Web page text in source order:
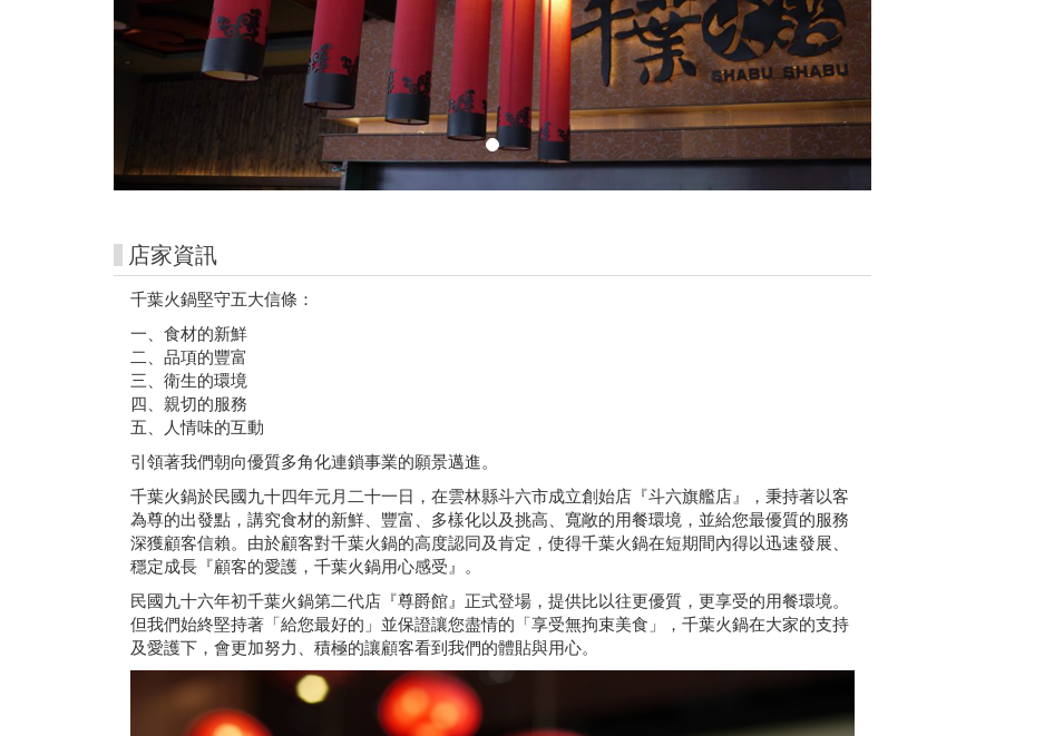
店家資訊
千葉火鍋堅守五大信條：
一、食材的新鮮
二、品項的豐富
三、衛生的環境
四、親切的服務
五、人情味的互動
引領著我們朝向優質多角化連鎖事業的願景邁進。
千葉火鍋於民國九十四年元月二十一日，在雲林縣斗六市成立創始店『斗六旗艦店』，秉持著以客
為尊的出發點，講究食材的新鮮、豐富、多樣化以及挑高、寬敞的用餐環境，並給您最優質的服務
深獲顧客信賴。由於顧客對千葉火鍋的高度認同及肯定，使得千葉火鍋在短期間內得以迅速發展、
穩定成長『顧客的愛護，千葉火鍋用心感受』。
民國九十六年初千葉火鍋第二代店『尊爵館』正式登場，提供比以往更優質，更享受的用餐環境。
但我們始終堅持著「給您最好的」並保證讓您盡情的「享受無拘束美食」，千葉火鍋在大家的支持
及愛護下，會更加努力、積極的讓顧客看到我們的體貼與用心。